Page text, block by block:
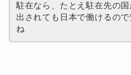
駐在なら、たとえ駐在先の
出されても日本で働けるの
ね